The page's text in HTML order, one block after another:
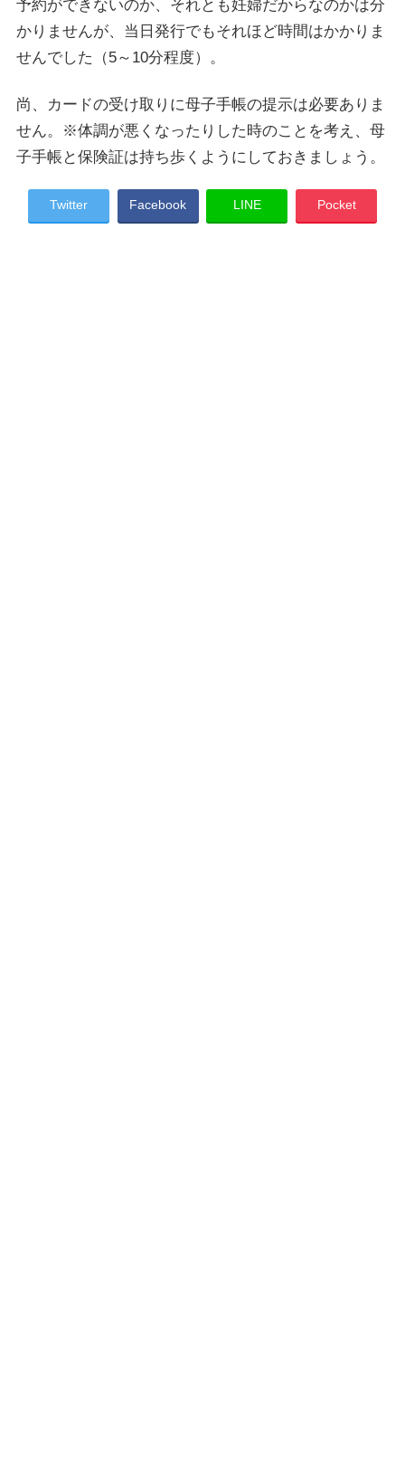
予約ができないのか、それとも妊婦だからなのかは分
かりませんが、当日発行でもそれほど時間はかかりま
せんでした（5～10分程度）。
尚、カードの受け取りに母子手帳の提示は必要ありま
せん。※体調が悪くなったりした時のことを考え、母
子手帳と保険証は持ち歩くようにしておきましょう。
Twitter Facebook LINE Pocket